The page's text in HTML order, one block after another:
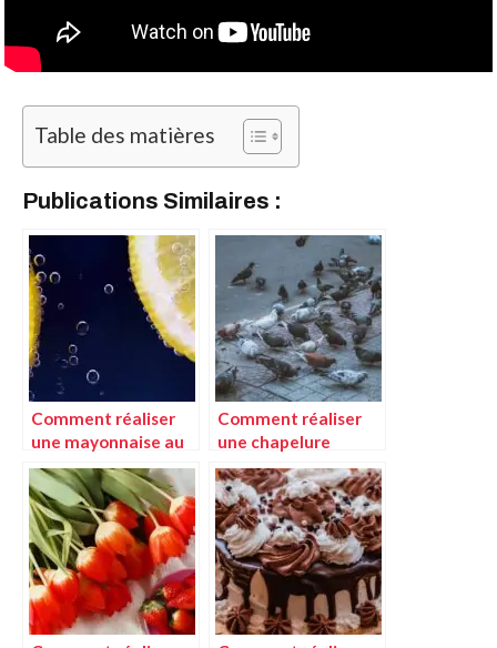
Table des matières
Publications Similaires :
Comment réaliser
une mayonnaise au
citron maison
Comment réaliser
une chapelure
maison parfaite